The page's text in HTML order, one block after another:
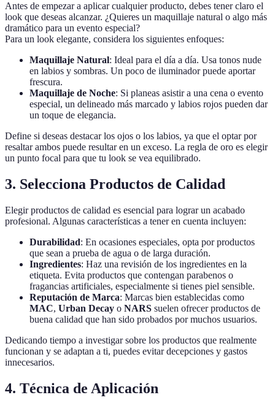
Antes de empezar a aplicar cualquier producto, debes tener claro el
look que deseas alcanzar. ¿Quieres un maquillaje natural o algo más
dramático para un evento especial?
Para un look elegante, considera los siguientes enfoques:
Maquillaje Natural: Ideal para el día a día. Usa tonos nude
en labios y sombras. Un poco de iluminador puede aportar
frescura.
Maquillaje de Noche: Si planeas asistir a una cena o evento
especial, un delineado más marcado y labios rojos pueden dar
un toque de elegancia.
Define si deseas destacar los ojos o los labios, ya que el optar por
resaltar ambos puede resultar en un exceso. La regla de oro es elegir
un punto focal para que tu look se vea equilibrado.
3. Selecciona Productos de Calidad
Elegir productos de calidad es esencial para lograr un acabado
profesional. Algunas características a tener en cuenta incluyen:
Durabilidad: En ocasiones especiales, opta por productos
que sean a prueba de agua o de larga duración.
Ingredientes: Haz una revisión de los ingredientes en la
etiqueta. Evita productos que contengan parabenos o
fragancias artificiales, especialmente si tienes piel sensible.
Reputación de Marca: Marcas bien establecidas como
MAC, Urban Decay o NARS suelen ofrecer productos de
buena calidad que han sido probados por muchos usuarios.
Dedicando tiempo a investigar sobre los productos que realmente
funcionan y se adaptan a ti, puedes evitar decepciones y gastos
innecesarios.
4. Técnica de Aplicación